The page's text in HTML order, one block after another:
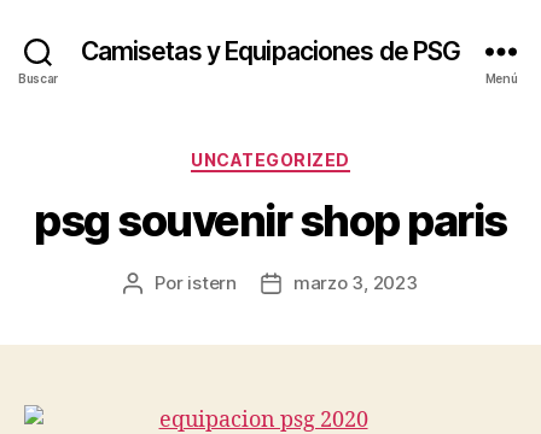
Buscar
Camisetas y Equipaciones de PSG
Menú
Categorías
UNCATEGORIZED
psg souvenir shop paris
Autor
Por istern
Fechamarzo 3, 2023